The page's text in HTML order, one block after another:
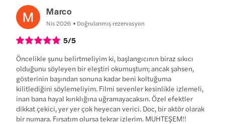
Marco
Nis 2026 Doğrulanmış rezervasyon
5/5
Öncelikle şunu belirtmeliyim ki, başlangıcının biraz sıkıcı
olduğunu söyleyen bir eleştiri okumuştum; ancak şahsen,
gösterinin başından sonuna kadar beni koltuğuma
kilitlediğini söylemeliyim. Filmi sevenler kesinlikle izlemeli,
inan bana hayal kırıklığına uğramayacaksın. Özel efektler
dikkat çekici, yer yer çok heyecan verici. Doc, bir aktör olarak
bir numara. Fırsatım olursa tekrar izlerim. MUHTEŞEM!!